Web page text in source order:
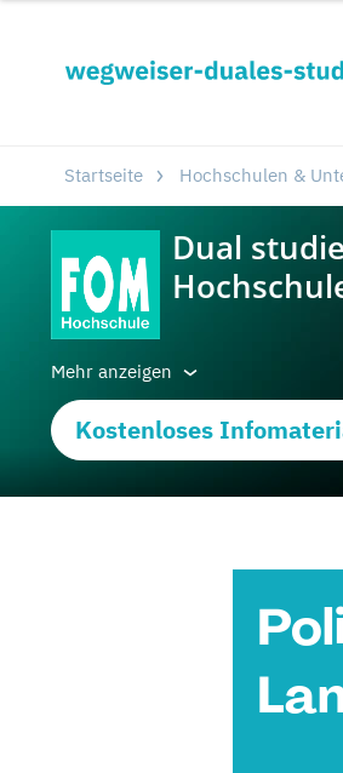
Startseite Hochschulen &
Mehr anzeigen
Kostenloses